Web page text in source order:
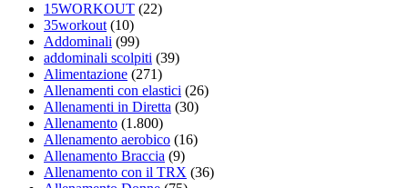
15WORKOUT (22)
35workout (10)
Addominali (99)
addominali scolpiti (39)
Alimentazione (271)
Allenamenti con elastici (26)
Allenamenti in Diretta (30)
Allenamento (1.800)
Allenamento aerobico (16)
Allenamento Braccia (9)
Allenamento con il TRX (36)